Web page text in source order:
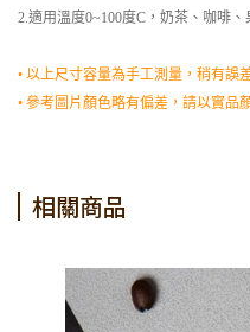
2.適用溫度0~100度C，奶茶、咖啡
• 以上尺寸容量為手工測量，稍有誤
• 參考圖片顏色略有偏差，請以實品
相關商品